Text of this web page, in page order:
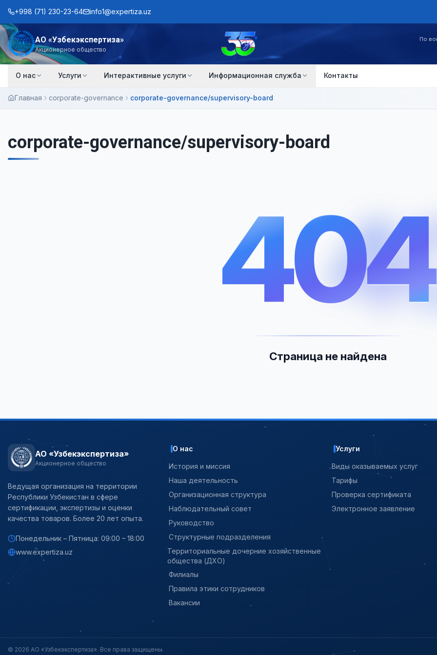
+998 (71) 230-23-64 info1@expertiza.uz
АО «Узбекэкспертиза»
Акционерное общество
По
О нас Услуги Интерактивные услуги Информационная служба Контакты
Главная corporate-governance corporate-governance/supervisory-board
corporate-governance/supervisory-board
404
Страница не найдена
АО «Узбекэкспертиза»
Акционерное общество
Ведущая организация на территории
Республики Узбекистан в сфере
сертификации, экспертизы и оценки
качества товаров. Более 20 лет опыта.
Понедельник – Пятница: 09:00 – 18:00
www.expertiza.uz
О нас
История и миссия
Наша деятельность
Организационная структура
Наблюдательный совет
Руководство
Структурные подразделения
Территориальные дочерние хозяйственные
общества (ДХО)
Филиалы
Правила этики сотрудников
Вакансии
Услуги
Виды оказываемых услуг
Тарифы
Проверка сертификата
Электронное заявление
© 2026 АО «Узбекэкспертиза». Все права защищены.